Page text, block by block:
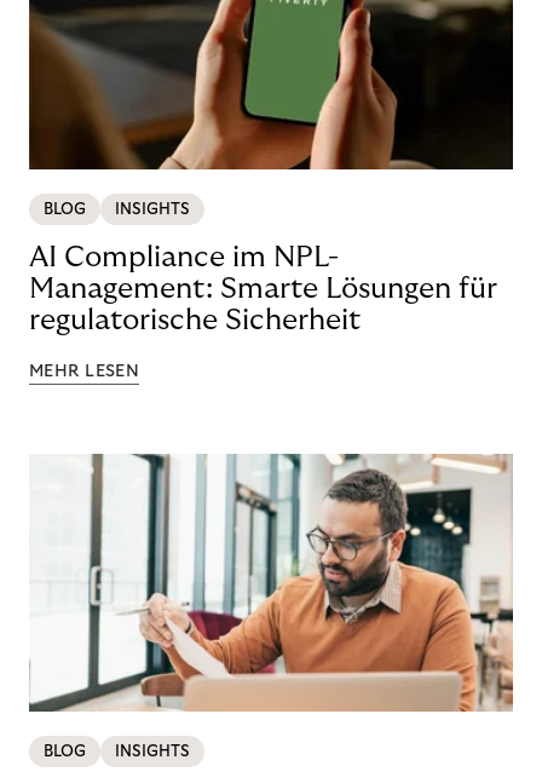
BLOG INSIGHTS
AI Compliance im NPL-
Management: Smarte Lösungen für
regulatorische Sicherheit
MEHR LESEN
BLOG INSIGHTS